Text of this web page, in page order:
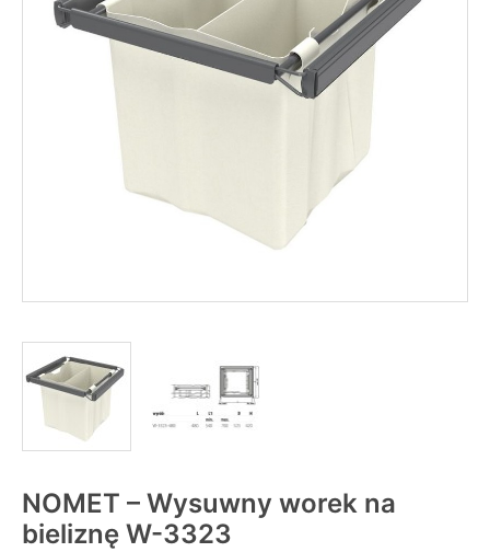
NOMET – Wysuwny worek na
bieliznę W-3323